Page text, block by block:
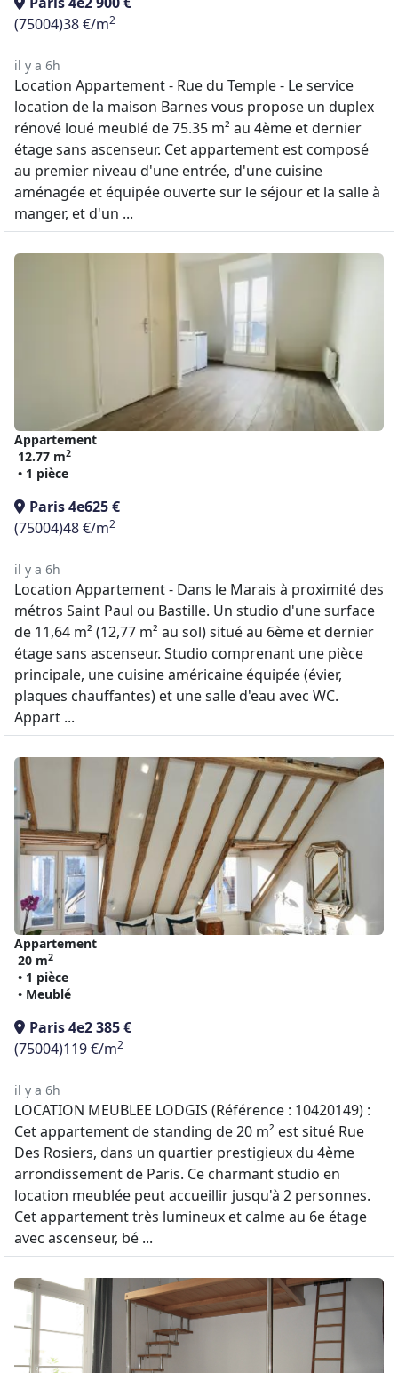
(75004)38 €/m2
il y a 6h
Location Appartement - Rue du Temple - Le service
location de la maison Barnes vous propose un duplex
rénové loué meublé de 75.35 m² au 4ème et dernier
étage sans ascenseur. Cet appartement est composé
au premier niveau d'une entrée, d'une cuisine
aménagée et équipée ouverte sur le séjour et la salle à
manger, et d'un ...
Appartement
12.77 m2
• 1 pièce
Paris 4e625 €
(75004)48 €/m2
il y a 6h
Location Appartement - Dans le Marais à proximité des
métros Saint Paul ou Bastille. Un studio d'une surface
de 11,64 m² (12,77 m² au sol) situé au 6ème et dernier
étage sans ascenseur. Studio comprenant une pièce
principale, une cuisine américaine équipée (évier,
plaques chauffantes) et une salle d'eau avec WC.
Appart ...
Appartement
20 m2
• 1 pièce
• Meublé
Paris 4e2 385 €
(75004)119 €/m2
il y a 6h
LOCATION MEUBLEE LODGIS (Référence : 10420149) :
Cet appartement de standing de 20 m² est situé Rue
Des Rosiers, dans un quartier prestigieux du 4ème
arrondissement de Paris. Ce charmant studio en
location meublée peut accueillir jusqu'à 2 personnes.
Cet appartement très lumineux et calme au 6e étage
avec ascenseur, bé ...